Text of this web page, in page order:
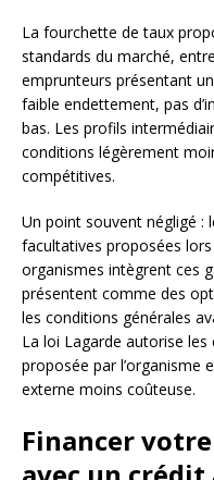
La fourchette de taux
standards du marché, entre
emprunteurs présentant
faible endettement, pas
bas. Les profils
conditions légèrement
compétitives.
Un point souvent négligé :
facultatives proposées
organismes intègrent ces
présentent comme des
les conditions générales
La loi Lagarde autorise les
proposée par l’organisme
externe moins coûteuse.
Financer